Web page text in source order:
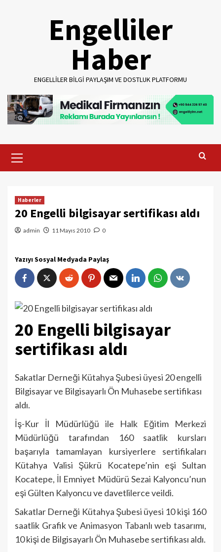
Engelliler
Haber
ENGELLILER BILGI PAYLAŞIM VE DOSTLUK PLATFORMU
Menu
Haberler
20 Engelli bilgisayar sertifikası aldı
admin 11 Mayıs 2010 0
Yazıyı Sosyal Medyada Paylaş
20 Engelli bilgisayar
sertifikası aldı
Sakatlar Derneği Kütahya Şubesi üyesi 20 engelli
Bilgisayar ve Bilgisayarlı Ön Muhasebe sertifikası
aldı.
İş-Kur İl Müdürlüğü ile Halk Eğitim Merkezi
Müdürlüğü tarafından 160 saatlik kursları
başarıyla tamamlayan kursiyerlere sertifikaları
Kütahya Valisi Şükrü Kocatepe’nin eşi Sultan
Kocatepe, İl Emniyet Müdürü Sezai Kalyoncu’nun
eşi Gülten Kalyoncu ve davetlilerce veildi.
Sakatlar Derneği Kütahya Şubesi üyesi 10 kişi 160
saatlik Grafik ve Animasyon Tabanlı web tasarımı,
10 kişi de Bilgisayarlı Ön Muhasebe sertifikası aldı.